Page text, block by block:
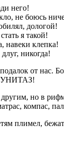
него!
не боюсь
дологой!
я такой!
навеки клепка!
никогда!
от нас.
УНИТАЗ!
но в
компас,
плимел,